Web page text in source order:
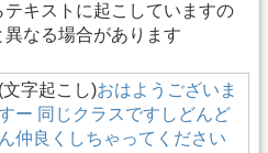
キストに起こしていますの
なる場合があります
(文字起こし)おはようございま
ー 同じクラスですしどんど
ん仲良くしちゃってください